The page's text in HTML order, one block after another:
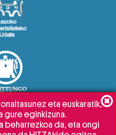
eta euskaratik,
gure eginkizuna.
beharrezkoa da, eta ongi